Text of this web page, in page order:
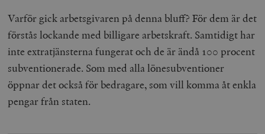
Varför gick arbetsgivaren på denna bluff? För dem är det
förstås lockande med billigare arbetskraft. Samtidigt har
inte extratjänsterna fungerat och de är ändå 100 procent
subventionerade. Som med alla lönesubventioner
öppnar det också för bedragare, som vill komma åt enkla
pengar från staten.